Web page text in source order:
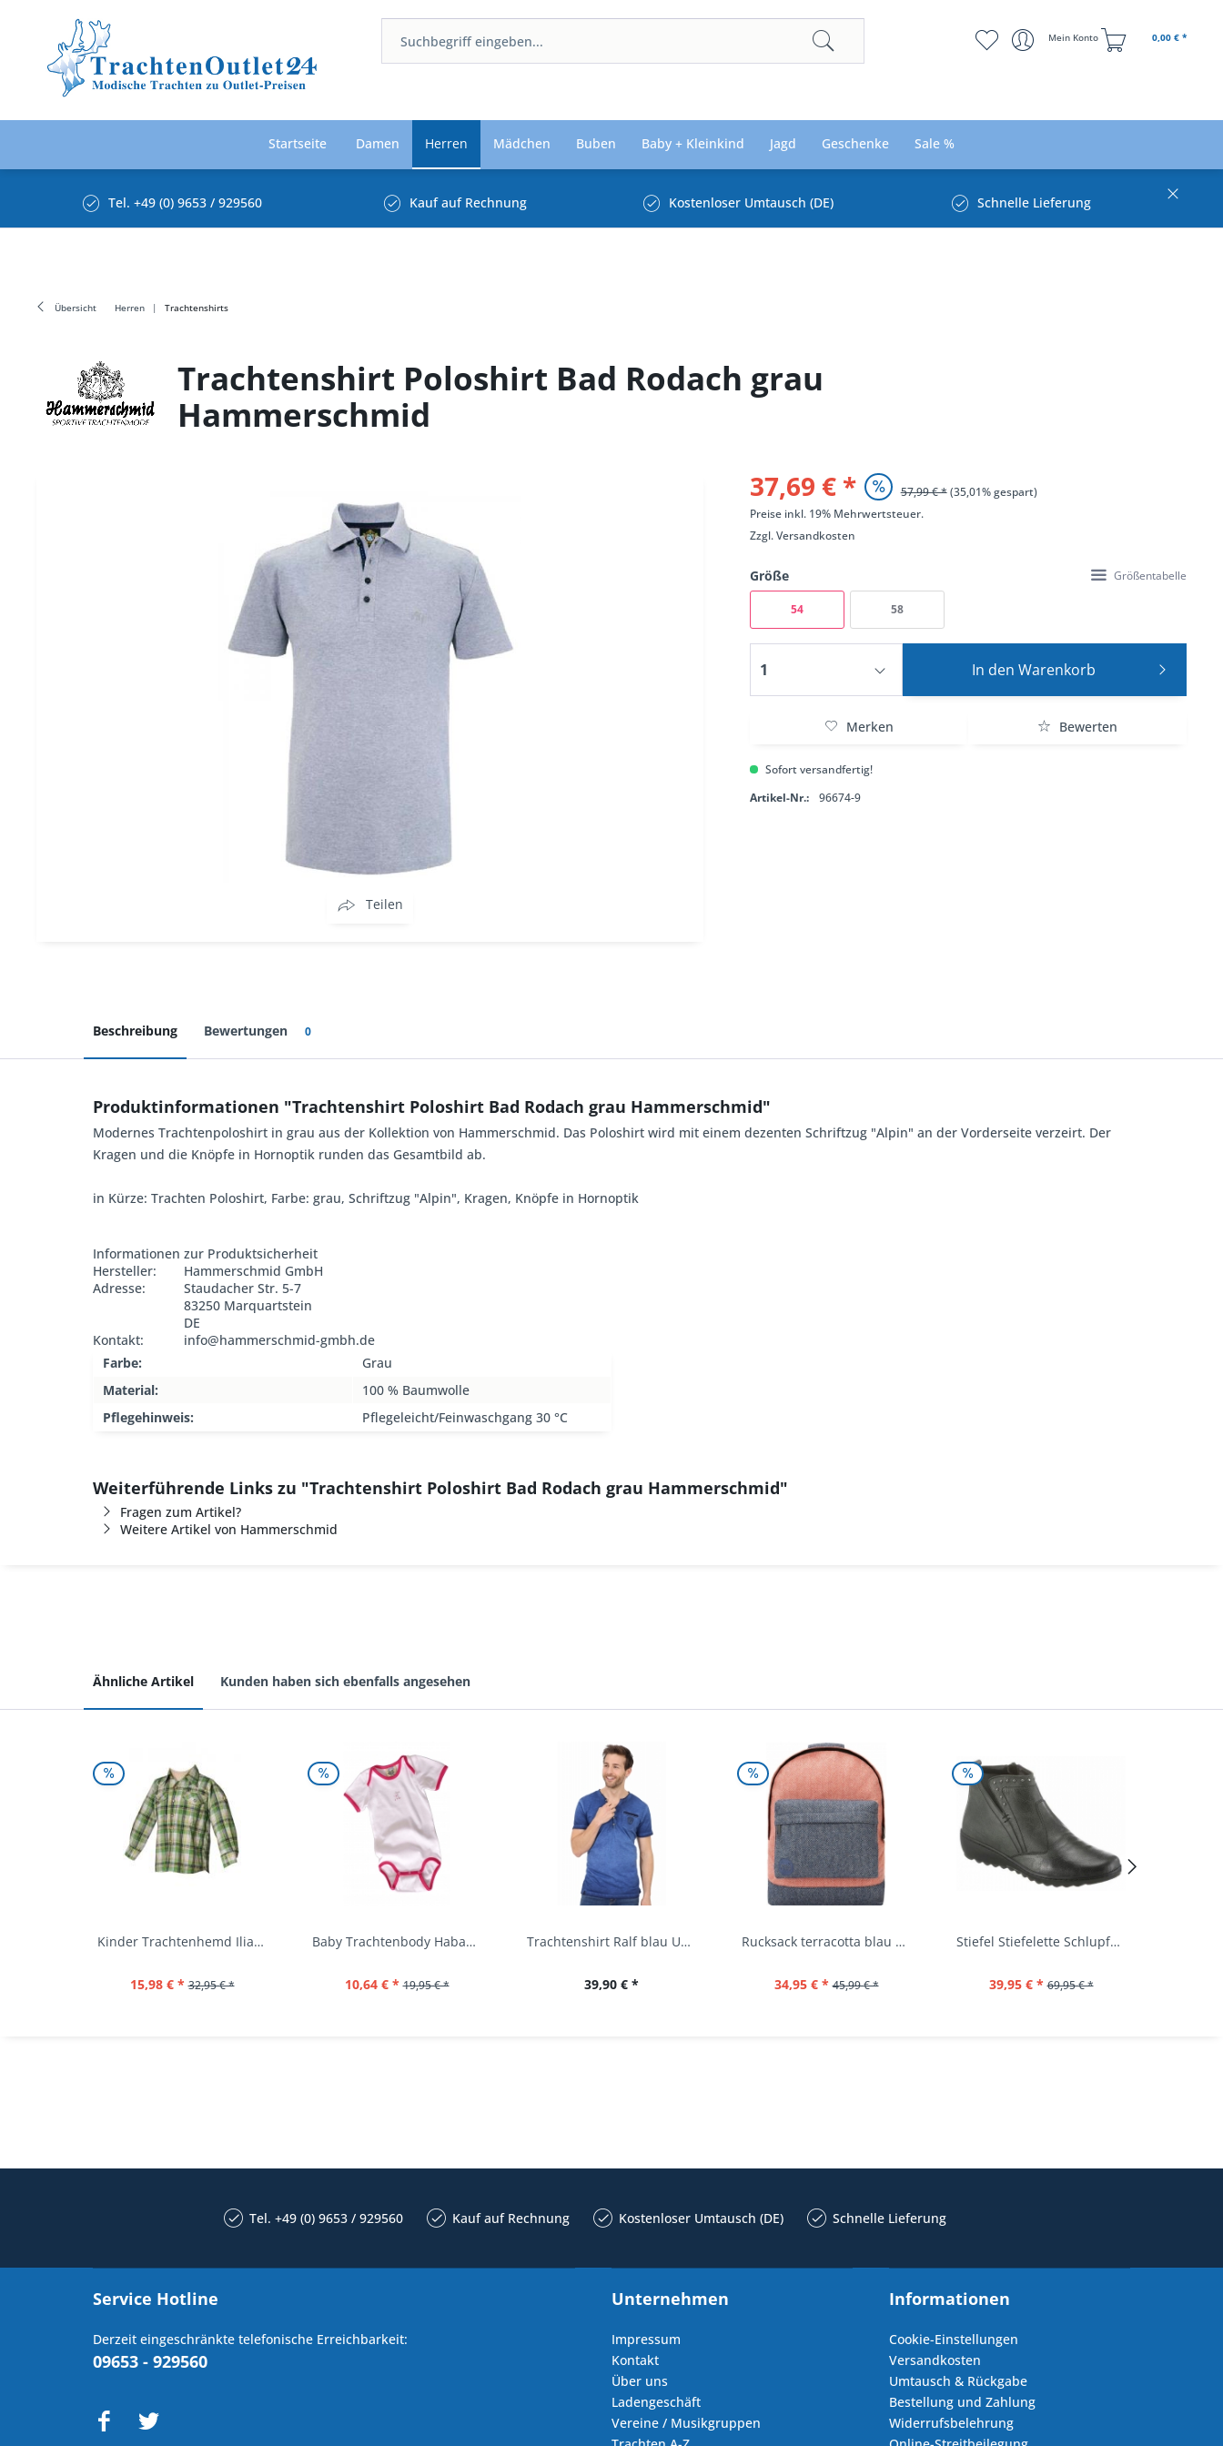
Mein Konto 0,00 € *
Startseite Damen Herren Mädchen Buben Baby + Kleinkind Jagd Geschenke Sale %
Tel. +49 (0) 9653 / 929560 Kauf auf Rechnung Kostenloser Umtausch (DE) Schnelle Lieferung
Übersicht Herren Trachtenshirts
Trachtenshirt Poloshirt Bad Rodach grau
Hammerschmid
Teilen
37,69 € * 57,99 € *(35,01% gespart)
Preise inkl. 19% Mehrwertsteuer.
Zzgl.Versandkosten
Größe Größentabelle
54 58
In den Warenkorb
Merken Bewerten
Sofort versandfertig!
Artikel-Nr.:
96674-9
Beschreibung Bewertungen 0
Produktinformationen "Trachtenshirt Poloshirt Bad Rodach grau Hammerschmid"
Modernes Trachtenpoloshirt in grau aus der Kollektion von Hammerschmid. Das Poloshirt wird mit einem dezenten Schriftzug "Alpin" an der Vorderseite verzeirt. Der
Kragen und die Knöpfe in Hornoptik runden das Gesamtbild ab.
in Kürze: Trachten Poloshirt, Farbe: grau, Schriftzug "Alpin", Kragen, Knöpfe in Hornoptik
Informationen zur Produktsicherheit
Hersteller:
Hammerschmid GmbH
Adresse:
Staudacher Str. 5-7
83250 Marquartstein
DE
Kontakt:
info@hammerschmid-gmbh.de
Farbe:
Grau
Material:
100 % Baumwolle
Pflegehinweis:
Pflegeleicht/Feinwaschgang 30 °C
Weiterführende Links zu "Trachtenshirt Poloshirt Bad Rodach grau Hammerschmid"
Fragen zum Artikel?
Weitere Artikel von Hammerschmid
Ähnliche Artikel Kunden haben sich ebenfalls angesehen
Kinder Trachtenhemd Ilias giftgrün langarm...
15,98 € * 32,95 € *
Baby Trachtenbody Habach weiß/pink Isar Trachten
10,64 € * 19,95 € *
Trachtenshirt Ralf blau Used Look Krüger
39,90 € *
Rucksack terracotta blau navy Mi-Pac...
34,95 € * 45,99 € *
Stiefel Stiefelette Schlupfschuhe...
39,95 € * 69,95 € *
Tel. +49 (0) 9653 / 929560 Kauf auf Rechnung Kostenloser Umtausch (DE) Schnelle Lieferung
Service Hotline
Derzeit eingeschränkte telefonische Erreichbarkeit:
09653 - 929560
Unternehmen
Impressum
Kontakt
Über uns
Ladengeschäft
Vereine / Musikgruppen
Informationen
Cookie-Einstellungen
Versandkosten
Umtausch & Rückgabe
Bestellung und Zahlung
Widerrufsbelehrung